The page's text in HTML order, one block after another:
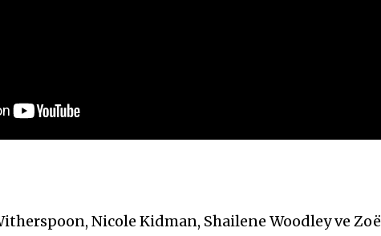
Nicole Kidman, Shailene Woodley ve Zoë